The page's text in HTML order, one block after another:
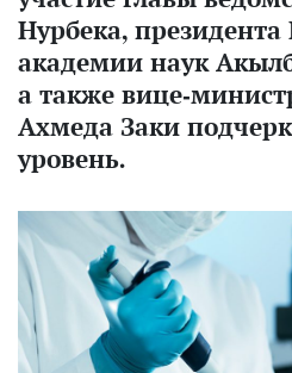
Нурбека,
академии наук
а также вице-
Ахмеда Заки
уровень.